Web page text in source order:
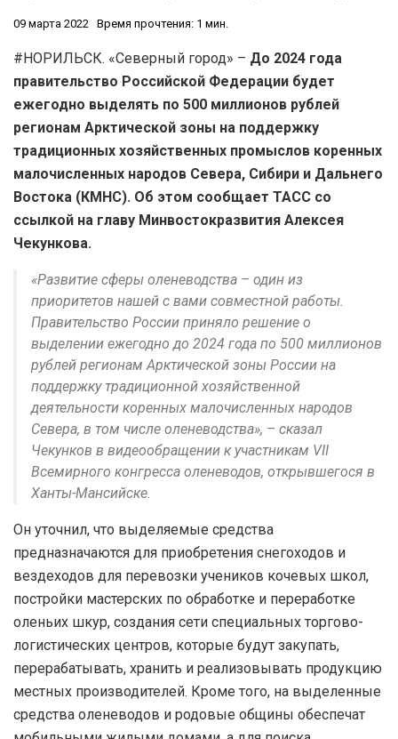
09 марта 2022 Время прочтения: 1 мин.
#НОРИЛЬСК. «Северный город» – До 2024 года
правительство Российской Федерации будет
ежегодно выделять по 500 миллионов рублей
регионам Арктической зоны на поддержку
традиционных хозяйственных промыслов коренных
малочисленных народов Севера, Сибири и Дальнего
Востока (КМНС). Об этом сообщает ТАСС со
ссылкой на главу Минвостокразвития Алексея
Чекункова.
«Развитие сферы оленеводства – один из
приоритетов нашей с вами совместной работы.
Правительство России приняло решение о
выделении ежегодно до 2024 года по 500 миллионов
рублей регионам Арктической зоны России на
поддержку традиционной хозяйственной
деятельности коренных малочисленных народов
Севера, в том числе оленеводства», – сказал
Чекунков в видеообращении к участникам VII
Всемирного конгресса оленеводов, открывшегося в
Ханты-Мансийске.
Он уточнил, что выделяемые средства
предназначаются для приобретения снегоходов и
вездеходов для перевозки учеников кочевых школ,
постройки мастерских по обработке и переработке
оленьих шкур, создания сети специальных торгово-
логистических центров, которые будут закупать,
перерабатывать, хранить и реализовывать продукцию
местных производителей. Кроме того, на выделенные
средства оленеводов и родовые общины обеспечат